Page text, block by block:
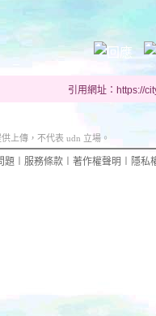
引用網址：https://
上傳，不代表 udn 立場。
題 服務條款 著作權聲明 隱私